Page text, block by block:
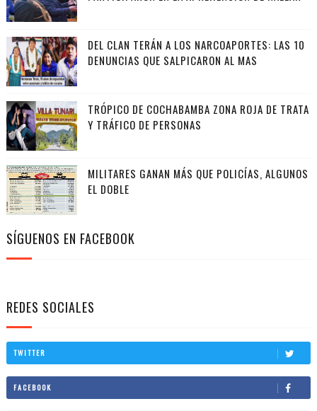
DEL CLAN TERÁN A LOS NARCOAPORTES: LAS 10
DENUNCIAS QUE SALPICARON AL MAS
TRÓPICO DE COCHABAMBA ZONA ROJA DE TRATA
Y TRÁFICO DE PERSONAS
MILITARES GANAN MÁS QUE POLICÍAS, ALGUNOS
EL DOBLE
SÍGUENOS EN FACEBOOK
REDES SOCIALES
TWITTER
FACEBOOK